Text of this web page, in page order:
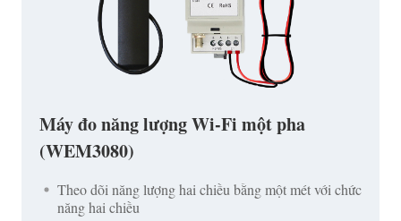
Máy đo năng lượng Wi-Fi một pha
(WEM3080)
Theo dõi năng lượng hai chiều bằng một mét với chức
năng hai chiều